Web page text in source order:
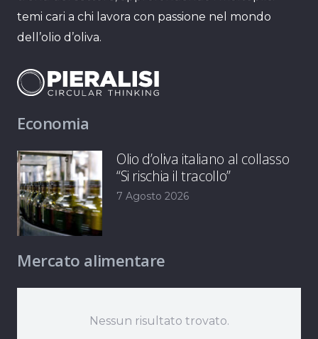
temi cari a chi lavora con passione nel mondo
dell’olio d’oliva.
Economia
Olio d’oliva italiano al collasso
“Si rischia il tracollo”
7 Agosto 2026
Mercato alimentare
Nessun risultato trovato.